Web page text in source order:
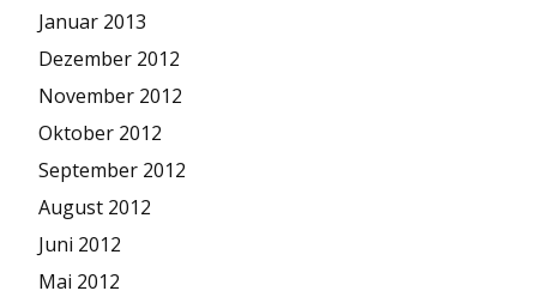
Januar 2013
Dezember 2012
November 2012
Oktober 2012
September 2012
August 2012
Juni 2012
Mai 2012